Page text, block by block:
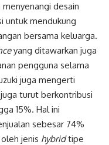
desain
untuk mendukung
bersama keluarga.
yang ditawarkan juga
pengguna selama
juga mengerti
turut berkontribusi
15%. Hal ini
sebesar 74%
jenis hybridtipe